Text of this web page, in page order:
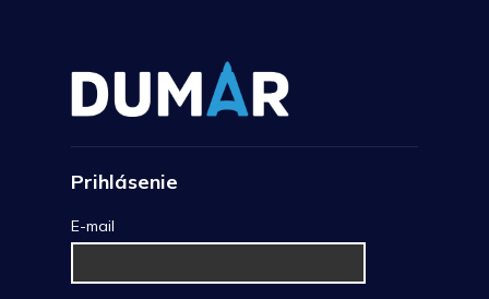
Prihlásenie
E-mail